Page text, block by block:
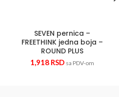
SEVEN pernica –
FREETHINK jedna boja –
ROUND PLUS
1,918 RSD sa PDV-om